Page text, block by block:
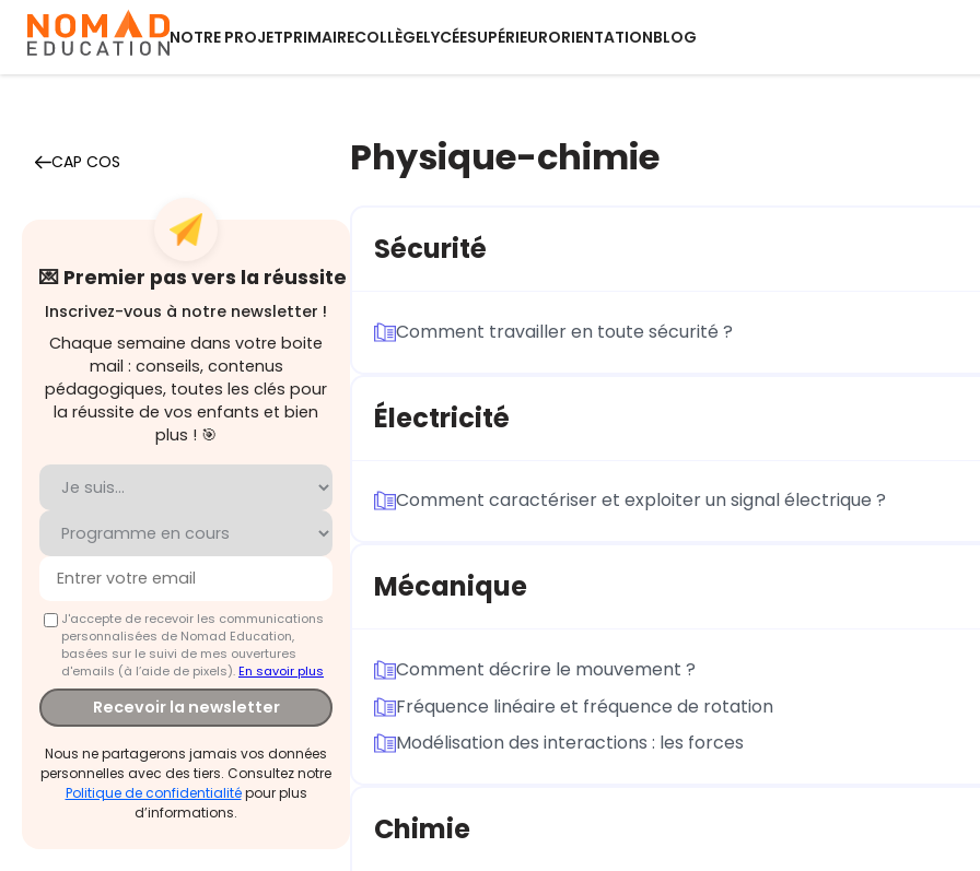
NOTRE PROJETPRIMAIRECOLLÈGELYCÉESUPÉRIEURORIENTATIONBLOG
CAP COS
💌 Premier pas vers la réussite
Inscrivez-vous à notre newsletter !
Chaque semaine dans votre boite
mail : conseils, contenus
pédagogiques, toutes les clés pour
la réussite de vos enfants et bien
plus ! 🎯
J'accepte de recevoir les communications
personnalisées de Nomad Education,
basées sur le suivi de mes ouvertures
d'emails (à l’aide de pixels).En savoir plus
Recevoir la newsletter
Nous ne partagerons jamais vos données
personnelles avec des tiers. Consultez notre
Politique de confidentialitépour plus
d’informations.
Physique-chimie
Sécurité
Comment travailler en toute sécurité ?
Électricité
Comment caractériser et exploiter un signal électrique ?
Mécanique
Comment décrire le mouvement ?
Fréquence linéaire et fréquence de rotation
Modélisation des interactions : les forces
Chimie